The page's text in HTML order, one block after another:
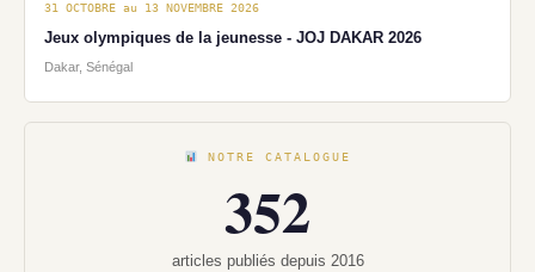
31 OCTOBRE au 13 NOVEMBRE 2026
Jeux olympiques de la jeunesse - JOJ DAKAR 2026
Dakar, Sénégal
NOTRE CATALOGUE
352
articles publiés depuis 2016